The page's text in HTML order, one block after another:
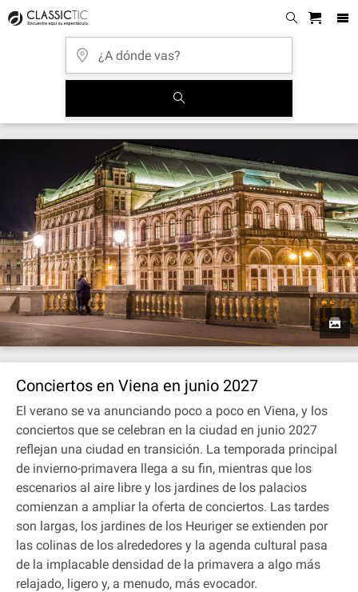
Conciertos en Viena en junio 2027
El verano se va anunciando poco a poco en Viena, y los
conciertos que se celebran en la ciudad en junio 2027
reflejan una ciudad en transición. La temporada principal
de invierno-primavera llega a su fin, mientras que los
escenarios al aire libre y los jardines de los palacios
comienzan a ampliar la oferta de conciertos. Las tardes
son largas, los jardines de los Heuriger se extienden por
las colinas de los alrededores y la agenda cultural pasa
de la implacable densidad de la primavera a algo más
relajado, ligero y, a menudo, más evocador.